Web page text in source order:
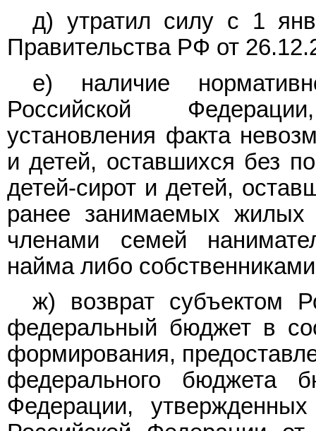
д) утратил силу с 1
Правительства РФ от
е) наличие
Российской
установления факта
и детей, оставшихся без
детей-сирот и детей,
ранее занимаемых жилых
членами семей
найма либо
ж) возврат субъектом
федеральный бюджет в
формирования,
федерального бюджета
Федерации,